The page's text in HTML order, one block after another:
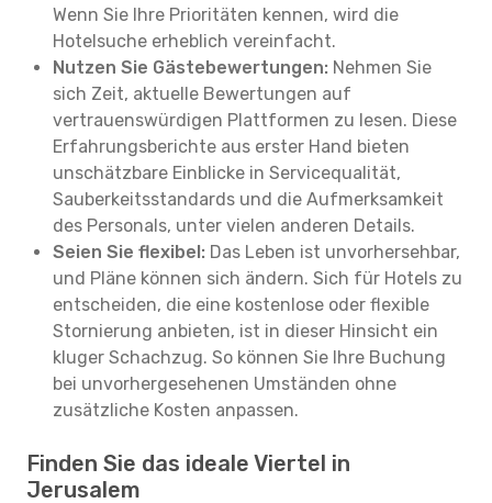
Wenn Sie Ihre Prioritäten kennen, wird die
Hotelsuche erheblich vereinfacht.
Nutzen Sie Gästebewertungen: Nehmen Sie
sich Zeit, aktuelle Bewertungen auf
vertrauenswürdigen Plattformen zu lesen. Diese
Erfahrungsberichte aus erster Hand bieten
unschätzbare Einblicke in Servicequalität,
Sauberkeitsstandards und die Aufmerksamkeit
des Personals, unter vielen anderen Details.
Seien Sie flexibel: Das Leben ist unvorhersehbar,
und Pläne können sich ändern. Sich für Hotels zu
entscheiden, die eine kostenlose oder flexible
Stornierung anbieten, ist in dieser Hinsicht ein
kluger Schachzug. So können Sie Ihre Buchung
bei unvorhergesehenen Umständen ohne
zusätzliche Kosten anpassen.
Finden Sie das ideale Viertel in
Jerusalem